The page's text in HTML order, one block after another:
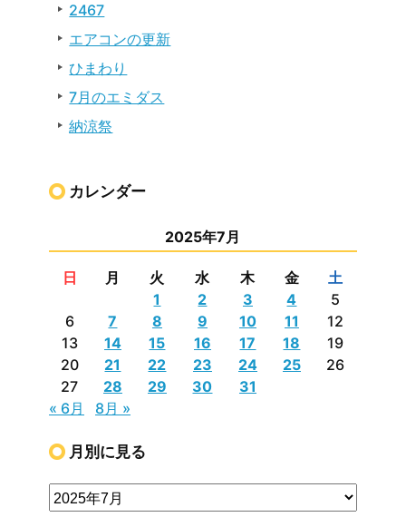
2467
エアコンの更新
ひまわり
7月のエミダス
納涼祭
カレンダー
2025年7月
日 月 火 水 木 金
土
1
2 3 4
5
6
7 8 9 10 11
12
13
14 15 16 17 18
19
20
21 22 23 24 25
26
27
28 29 30
31
« 6月
8月 »
月別に見る